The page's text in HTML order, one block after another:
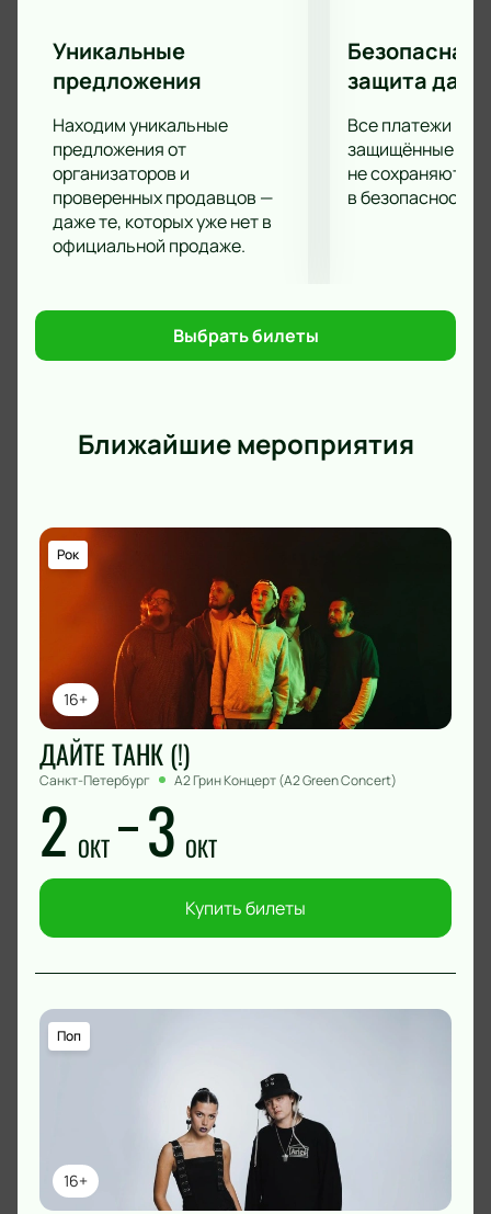
Уникальные
предложения
Находим уникальные
предложения от
организаторов и
проверенных продавцов —
даже те, которых уже нет в
официальной продаже.
Безопасная
защита
Все платежи
защищённые
не сохраняются
в безопасности.
Выбрать билеты
Ближайшие мероприятия
16+
Рок
ДАЙТЕ ТАНК (!)
Санкт-Петербург А2 Грин Концерт (A2 Green Concert)
2 ОКТ 3 ОКТ
Купить билеты
16+
Поп